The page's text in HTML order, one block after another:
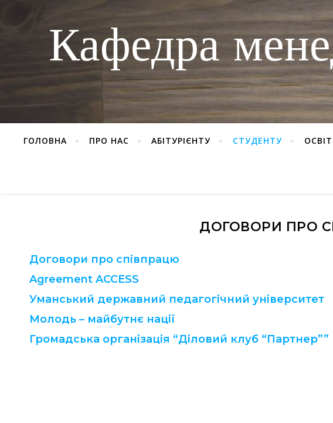
Кафедра
ГОЛОВНА ПРО НАС АБІТУРІЄНТУ СТУДЕНТУ
ДОГОВОРИ ПРО
Договори про співпрацю
Agreement ACCESS
Уманський державний педагогічний університет
Молодь – майбутнє нації
Громадська організація “Діловий клуб “Партнер””